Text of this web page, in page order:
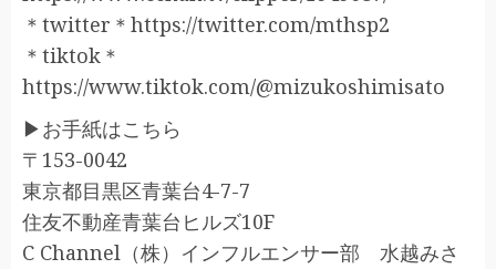
＊twitter＊https://twitter.com/mthsp2
＊tiktok＊
https://www.tiktok.com/@mizukoshimisato
▶︎お手紙はこちら
〒153-0042
東京都目黒区青葉台4-7-7
住友不動産青葉台ヒルズ10F
C Channel（株）インフルエンサー部 水越みさ